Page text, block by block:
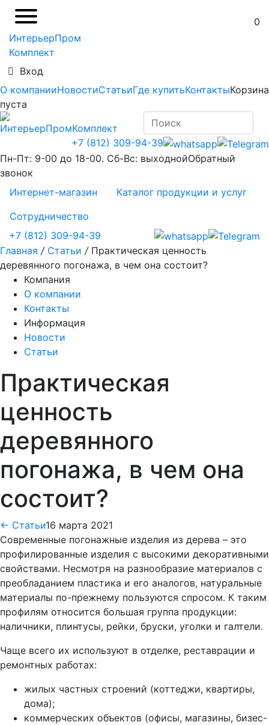
ИнтерьерПром
Комплект
0
Вход
О компанииНовостиСтатьиГде купитьКонтактыКорзина
пуста
+7 (812) 309-94-39
Пн-Пт: 9-00 до 18-00. Сб-Вс: выходнойОбратный
звонок
Интернет-магазин
Каталог продукции и услуг
Сотрудничество
+7 (812) 309-94-39
Главная / Статьи /Практическая ценность
деревянного погонажа, в чем она состоит?
Компания
О компании
Контакты
Информация
Новости
Статьи
Практическая
ценность
деревянного
погонажа, в чем она
состоит?
← Статьи16 марта 2021
Современные погонажные изделия из дерева – это
профилированные изделия с высокими декоративными
свойствами. Несмотря на разнообразие материалов с
преобладанием пластика и его аналогов, натуральные
материалы по-прежнему пользуются спросом. К таким
профилям относится большая группа продукции:
наличники, плинтусы, рейки, бруски, уголки и галтели.
Чаще всего их используют в отделке, реставрации и
ремонтных работах:
жилых частных строений (коттеджи, квартиры,
дома);
коммерческих объектов (офисы, магазины, бизес-